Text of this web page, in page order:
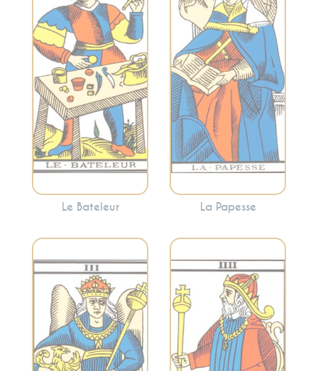
potentiel inexploré
et les débuts. Le
Bateleur indique
une opportunité de
prendre des
mesures concrètes
pour réaliser vos
aspirations.
Le Bateleur
intérieure, la
sagesse féminine
et la réflexion
profonde. C’est un
appel à écouter
votre intuition et à
plonger dans les
mystères de votre
esprit.
La Papesse
Évoque la fertilité,
la créativité,
l’abondance et la
maternité. Cette
carte peut
Représente
l’autorité, la
structure, la
stabilité et le
leadership.
L’Empereur peut
indiquer la